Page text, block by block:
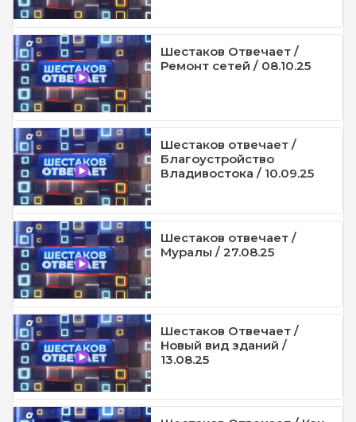
Шестаков Отвечает /
Ремонт сетей / 08.10.25
Шестаков отвечает /
Благоустройство
Владивостока / 10.09.25
Шестаков отвечает /
Муралы / 27.08.25
Шестаков Отвечает /
Новый вид зданий /
13.08.25